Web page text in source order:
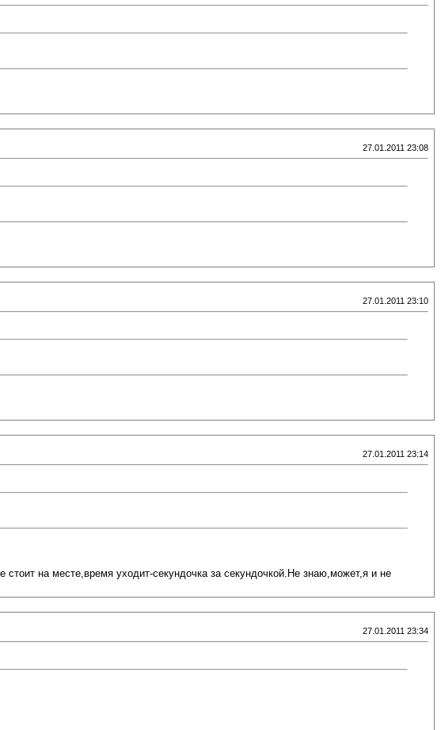
27.01.2011 23:08
27.01.2011 23:10
27.01.2011 23:14
на месте,время уходит-секундочка за секундочкой.Не знаю,может,я и не
27.01.2011 23:34